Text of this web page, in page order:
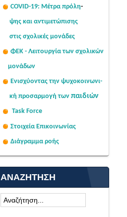
COVID-19: Μέτρα πρόλη-
ψης και αντιμετώπισης
στις σχολικές μονάδες
ΦΕΚ - Λειτουργία των σχολικών
μονάδων
Ενισχύοντας την ψυχοκοινωνι-
κή προσαρμογή των παιδιών
Task Force
Στοιχεία Επικοινωνίας
Διάγραμμα ροής
ΑΝΑΖΉΤΗΣΗ